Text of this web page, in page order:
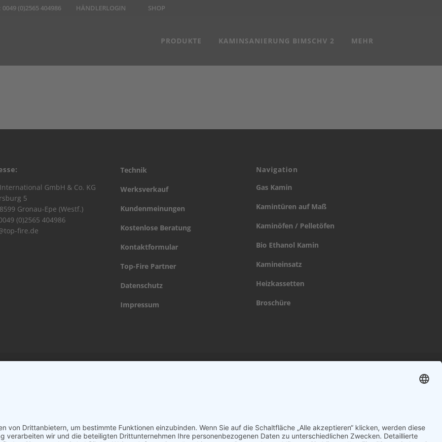
0049 (0)2565 404986 HÄNDLERLOGIN SHOP
PRODUKTE KAMINSANIERUNG BIMSCHV 2 MEHR
GmbH & Co. KG
5
Gronau-Epe (Westf.)
(0)2565 404986
fire.de
Technik
Werksverkauf
Kundenmeinungen
Kostenlose Beratung
Kontaktformular
Top-Fire Partner
Datenschutz
Impressum
Navigation
Gas Kamin
Kamintüren auf Maß
Kaminöfen / Pelletöfen
Bio Ethanol Kamin
Kamineinsatz
Heizkassetten
Broschüre